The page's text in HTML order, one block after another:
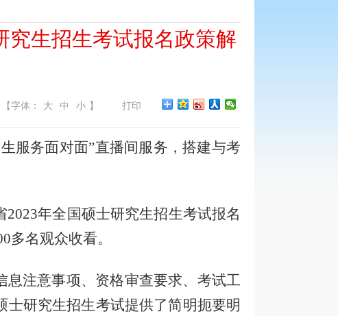
生招生考试报名政策解
【字体： 大 中 小 】 打印
服务面对面”直播间服务 ，搭建与考
2023年全国硕士研究生招生考试报名
多名观众收看。
息注意事项、资格审查要求、考试工
士研究生招生考试提供了简明扼要明